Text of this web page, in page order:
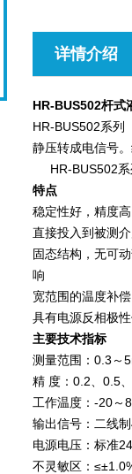
详情介绍
HR-BUS502杆式
HR-BUS502系列
静压转成电信号
HR-BUS502系
特点
稳定性好，精度
直接投入到被测
固态结构，无可
响
宽范围的温度补
具有电源反相极
主要技术指标
测量范围：0.3～
精 度：0.2、0.5
工作温度：-20
输出信号：二线
电源电压：标准
不灵敏区：